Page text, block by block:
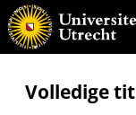
Catechismus Latinogallicus
Volledige